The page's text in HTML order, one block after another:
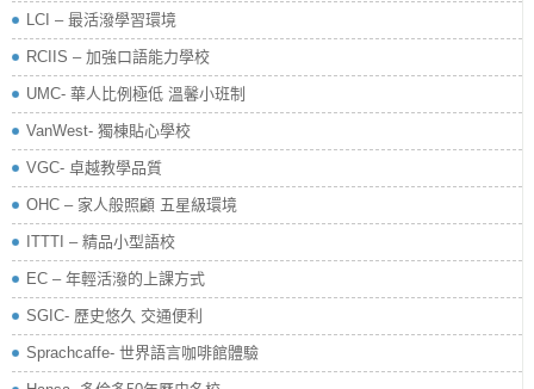
LCI – 最活潑學習環境
RCIIS – 加強口語能力學校
UMC- 華人比例極低 溫馨小班制
VanWest- 獨棟貼心學校
VGC- 卓越教學品質
OHC – 家人般照顧 五星級環境
ITTTI – 精品小型語校
EC – 年輕活潑的上課方式
SGIC- 歷史悠久 交通便利
Sprachcaffe- 世界語言咖啡館體驗